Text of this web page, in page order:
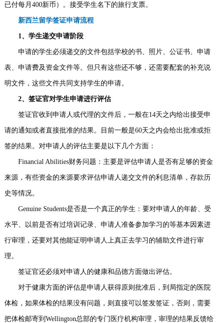
已付每月400新币）。接受学生名下的旅行支票。
新西兰留学签证申请流程
1、学生递交申请阶段
申请的学生必须递交的文件包括学校的书、照片、公证书、申请
表、申请费及资金文件等。但只有这些还不够，还需要配套的补充说
明文件，这些文件共同支持学生的申请。
2、签证官对学生申请进行评估
签证官收到申请人或代理的文件后，一般在14天之内给出接受申
请的通知或者直接批准的结果。目前一般是60天之内会给出批准或拒
签的结果。对申请人的评估主要是以下几个方面：
Financial Abilities财务问题：主要是评估申请人是否有足够的资金
来源，有些资金的来源要求评估申请人递交文件的利息清单，存款历
史等情况。
Genuine Students是否是一个真正的学生：要对申请人的年龄、受
水平、以前是否有过培训记录、申请人准备参加学习的等基本因素进
行审理，还要对其他能证明申请人上真正去学习的辅助文件进行审
理。
签证官还必须对申请人的健康和品德方面做出评估。
对于健康方面的评估是申请人获得原则批准后，到局指定的医院
体检，如果体检的结果没有问题，则直接可以签发签证，否则，需要
把体检邮寄到Wellington总部的专门医疗机构审理，审理的结果反馈给